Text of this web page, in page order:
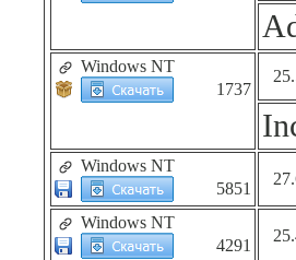
Windows NT
1737
Windows NT
5851
Windows NT
4291